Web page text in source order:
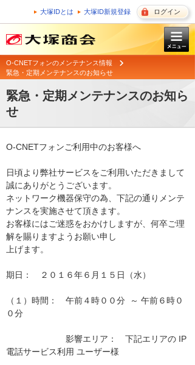
大塚IDとは 大塚ID新規登録 ログイン
O-CNETフォンのメンテナンス情報
緊急・定期メンテナンスのお知らせ
緊急・定期メンテナンスのお知ら
せ
O-CNETフォンご利用中のお客様へ
日頃より弊社サービスをご利用いただきまして
誠にありがとうございます。
ネットワーク機器保守の為、下記の通りメンテ
ナンスを実施させて頂きます。
お客様にはご迷惑をおかけしますが、何卒ご理
解を賜りますようお願い申し
上げます。
期日：　２０１６年６月１５日（水）
（１）時間：　午前４時００分  ～ 午前６時０
０分
影響エリア：　下記エリアの IP
電話サービス利用 ユーザー様